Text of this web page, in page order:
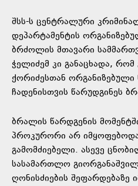
შსს-ს ცენტრალური
დეპარტამენტის
ბრძოლის მთავარი
ჭელიძემ კი განაცხადა,
ქორიძესთან
ჩადენისთვის წარუდგინეს
ბრალის წარდგენის
პროკურორი არ
გამომძიებელი. ასევე
სასამართლო
ღონისძიების შეფარდებაზე